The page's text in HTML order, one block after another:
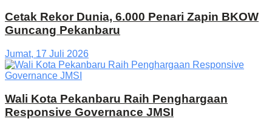
Cetak Rekor Dunia, 6.000 Penari Zapin BKOW
Guncang Pekanbaru
Jumat, 17 Juli 2026
Wali Kota Pekanbaru Raih Penghargaan
Responsive Governance JMSI